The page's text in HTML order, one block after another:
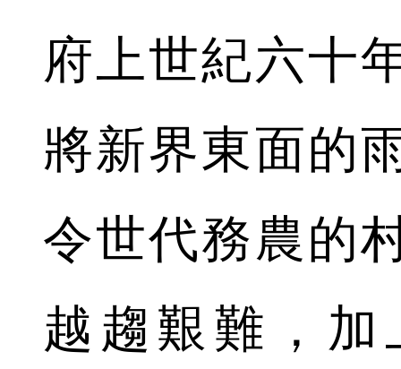
府上世紀六十
將新界東面的
令世代務農的
越趨艱難，